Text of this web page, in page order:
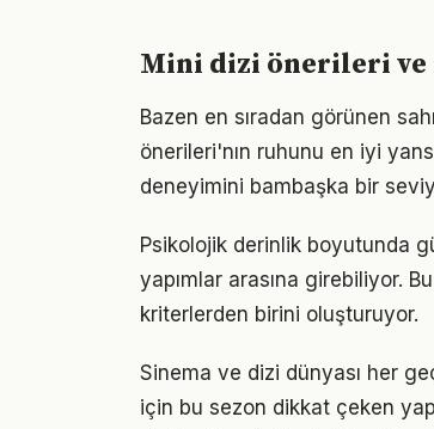
Mini dizi önerileri
Bazen en sıradan görünen
önerileri'nın ruhunu en iyi
deneyimini bambaşka bir
Psikolojik derinlik boyutunda
yapımlar arasına girebiliyor.
kriterlerden birini oluşturuyor.
Sinema ve dizi dünyası her
için bu sezon dikkat çeken